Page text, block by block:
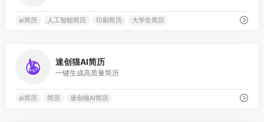
ai简历 人工智能简历 印刷简历 大学生简历
速创猫AI简历
一键生成高质量简历
ai简历 简历 速创猫AI简历